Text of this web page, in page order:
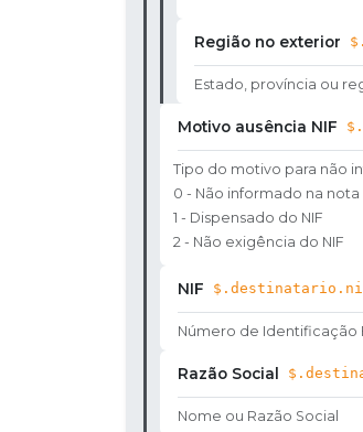
Região no exterior
Estado, província ou
Motivo ausência NIF
Tipo do motivo para não
0 - Não informado na
1 - Dispensado do NIF
2 - Não exigência do NIF
NIF
Número de Identificação
Razão Social
Nome ou Razão Social